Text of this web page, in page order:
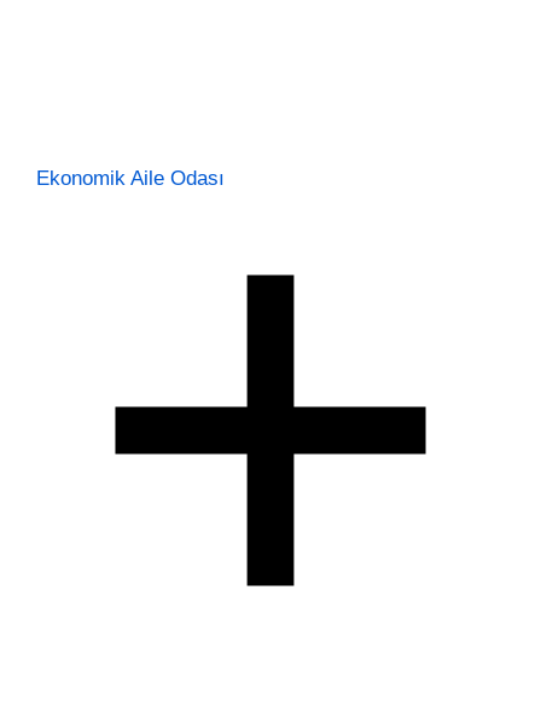
Ekonomik Aile Odası